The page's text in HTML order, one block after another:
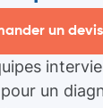
un devis
un